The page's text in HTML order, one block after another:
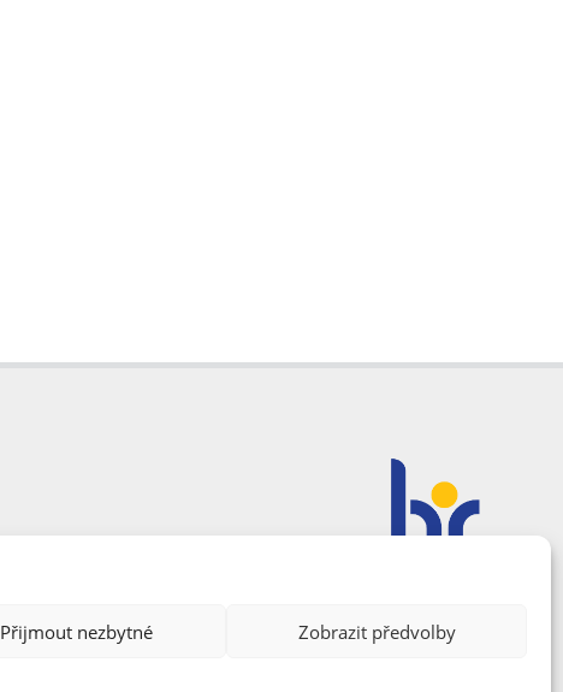
Přijmout nezbytné Zobrazit předvolby